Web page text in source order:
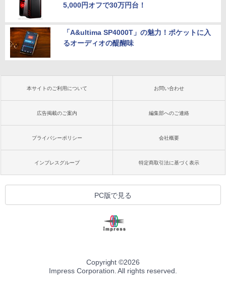
5,000円オフで30万円台！
「A&ultima SP4000T」の魅力！ポケットに入
るオーディオの醍醐味
本サイトのご利用について お問い合わせ
広告掲載のご案内 編集部へのご連絡
プライバシーポリシー 会社概要
インプレスグループ 特定商取引法に基づく表示
PC版で見る
Copyright ©2026
Impress Corporation. All rights reserved.